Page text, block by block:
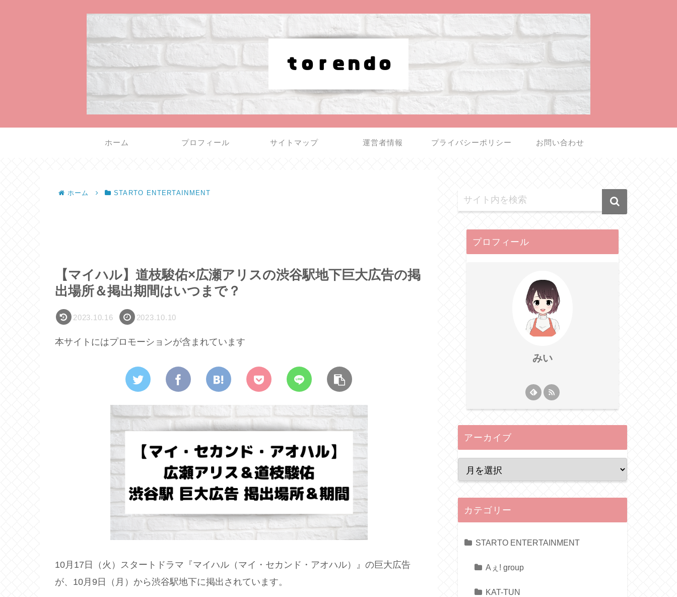
ホーム プロフィール サイトマップ 運営者情報 プライバシーポリシー お問い合わせ
ホーム STARTO ENTERTAINMENT
【マイハル】道枝駿佑×広瀬アリスの渋谷駅地下巨大広告の掲
出場所＆掲出期間はいつまで？
2023.10.16 2023.10.10
本サイトにはプロモーションが含まれています
10月17日（火）スタートドラマ『マイハル（マイ・セカンド・アオハル）』の巨大広告
が、10月9日（月）から渋谷駅地下に掲出されています。
プロフィール
みい
アーカイブ
カテゴリー
STARTO ENTERTAINMENT
Aぇ! group
KAT-TUN